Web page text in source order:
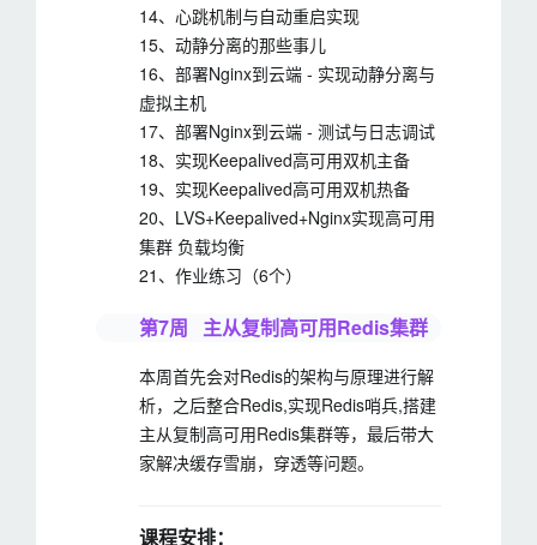
14、心跳机制与自动重启实现
15、动静分离的那些事儿
16、部署Nginx到云端 - 实现动静分离与
虚拟主机
17、部署Nginx到云端 - 测试与日志调试
18、实现Keepalived高可用双机主备
19、实现Keepalived高可用双机热备
20、LVS+Keepalived+Nginx实现高可用
集群 负载均衡
21、作业练习（6个）
第7周 主从复制高可用Redis集群
本周首先会对Redis的架构与原理进行解
析，之后整合Redis,实现Redis哨兵,搭建
主从复制高可用Redis集群等，最后带大
家解决缓存雪崩，穿透等问题。
课程安排：